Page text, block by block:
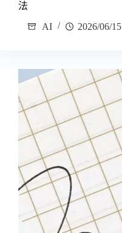
法
AI
2026/06/15